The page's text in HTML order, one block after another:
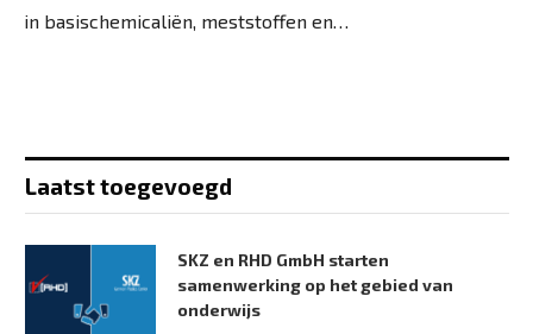
in basischemicaliën, meststoffen en…
Laatst toegevoegd
SKZ en RHD GmbH starten
samenwerking op het gebied van
onderwijs